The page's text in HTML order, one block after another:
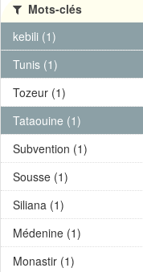
Mots-clés
kebili (1)
Tunis (1)
Tozeur (1)
Tataouine (1)
Subvention (1)
Sousse (1)
Siliana (1)
Médenine (1)
Monastir (1)